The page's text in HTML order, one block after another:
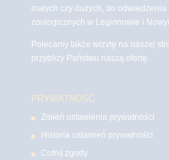
małych czy dużych, do
zoologicznych w Legionowie i
Polecamy także wizytę na naszej
przybliży Państwu naszą ofertę.
PRYWATNOŚĆ
Zmień ustawienia prywatności
Historia ustawień prywatności
Cofnij zgody